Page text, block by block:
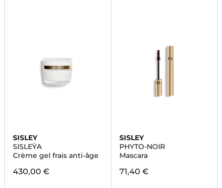
SISLEY
SISLEŸA
Crème gel frais anti-âge
430,00 €
SISLEY
PHYTO-NOIR
Mascara
71,40 €